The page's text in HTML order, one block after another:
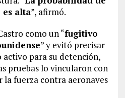
alta”, afirmó.
como un “fugitivo
” y evitó precisar
para su detención,
pruebas lo vincularon con
la fuerza contra aeronaves